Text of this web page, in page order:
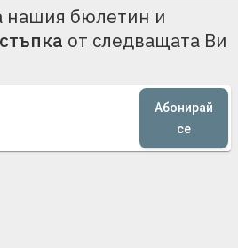
нашия бюлетин и
от следващата Ви
Абонирай
се